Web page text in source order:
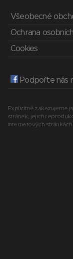
Všeobecné
Ochrana
Cookies
Podpořte nás
Explicitně zakazujeme
stránek, jejich
internetových